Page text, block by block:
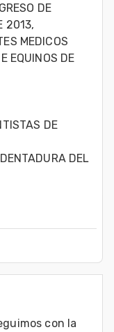
DE
2013,
MEDICOS
EQUINOS DE
DE
DEL
con la